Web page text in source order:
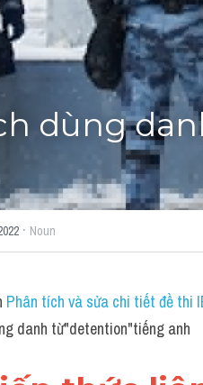
dùng
·
Phân tích và sửa chi tiết đề thi
danh từ"detention"tiếng anh